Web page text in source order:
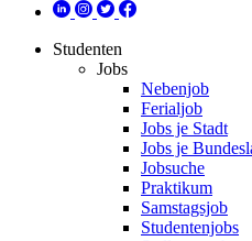
Studenten
Jobs
Nebenjob
Ferialjob
Jobs je Stadt
Jobs je
Jobsuche
Praktikum
Samstagsjob
Studentenjobs